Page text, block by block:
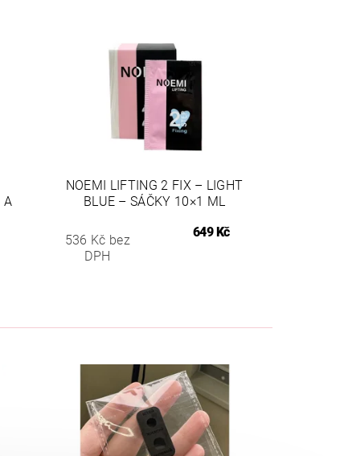
A
NOEMI LIFTING 2 FIX – LIGHT
BLUE – SÁČKY 10×1 ML
536 Kč bez
DPH
649 Kč